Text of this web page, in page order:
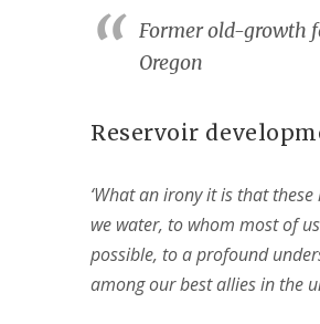
Former old-growth
Oregon
Reservoir
‘What an irony it is that
we water, to whom most of
possible, to a profound
among our best allies in the